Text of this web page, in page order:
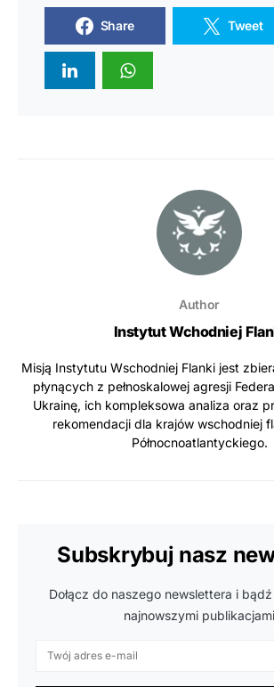
Share Tweet
Author
Instytut Wchodniej
Misją Instytutu Wschodniej Flanki jest
płynących z pełnoskalowej agresji
Ukrainę, ich kompleksowa analiza oraz
rekomendacji dla krajów wschodniej
Północnoatlantyckiego.
Subskrybuj nasz
Dołącz do naszego newslettera i
najnowszymi publikacjami